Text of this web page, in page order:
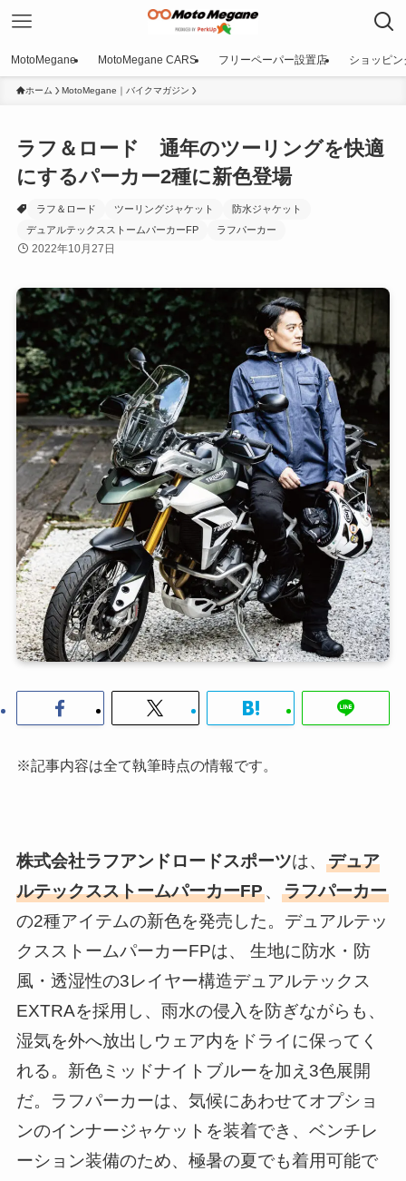
MotoMegane MotoMegane CARS フリーペーパー設置店 ショッピン
ホーム MotoMegane｜バイクマガジン
ラフ＆ロード 通年のツーリングを快適
にするパーカー2種に新色登場
ラフ＆ロード ツーリングジャケット
防水ジャケット
デュアルテックスストームパーカーFP
ラフパーカー
2022年10月27日
※記事内容は全て執筆時点の情報です。
株式会社ラフアンドロードスポーツは、 デュア
ルテックスストームパーカーFP、 ラフパーカー
の2種アイテムの新色を発売した。デュアルテッ
クスストームパーカーFPは、 生地に防水・防
風・透湿性の3レイヤー構造デュアルテックス
EXTRAを採用し、雨水の侵入を防ぎながらも、
湿気を外へ放出しウェア内をドライに保ってく
れる。新色ミッドナイトブルーを加え3色展開
だ。ラフパーカーは、気候にあわせてオプショ
ンのインナージャケットを装着でき、ベンチレ
ーション装備のため、極暑の夏でも着用可能で